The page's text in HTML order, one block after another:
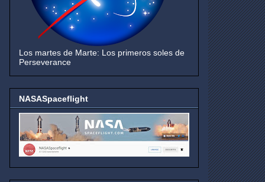
Los martes de Marte: Los primeros soles de
Perseverance
NASASpaceflight